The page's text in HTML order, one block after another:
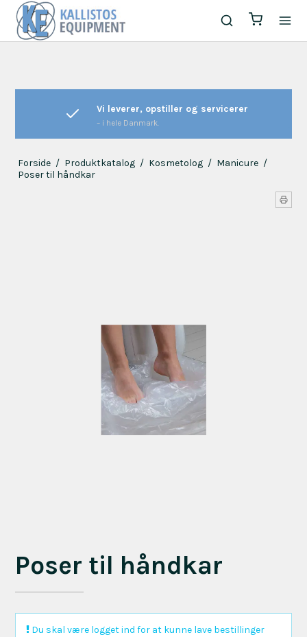
Vi leverer, opstiller og servicerer
– i hele Danmark.
Forside / Produktkatalog / Kosmetolog / Manicure /
Poser til håndkar
Poser til håndkar
Du skal være logget ind for at kunne lave bestillinger